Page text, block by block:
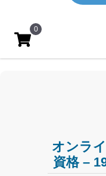
0
オンラ
資格 –